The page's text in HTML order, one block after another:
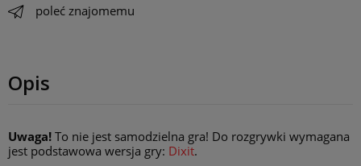
poleć znajomemu
Opis
Uwaga! To nie jest samodzielna gra! Do rozgrywki wymagana
jest podstawowa wersja gry: Dixit.